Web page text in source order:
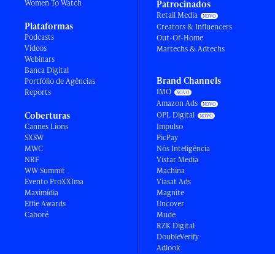
Women To Watch
Plataformas
Podcasts
Vídeos
Webinars
Banca Digital
Portfólio de Agências
Reports
Coberturas
Cannes Lions
SXSW
MWC
NRF
WW Summit
Evento ProXXIma
Maximídia
Effie Awards
Caboré
Patrocinados
Retail Media
Creators & Influencers
Out-Of-Home
Martechs & Adtechs
Brand Channels
IMO
Amazon Ads
OPL Digital
Impulso
PicPay
Nós Inteligência
Vistar Media
Machina
Viasat Ads
Magnite
Uncover
Mude
RZK Digital
DoubleVerify
Adlook